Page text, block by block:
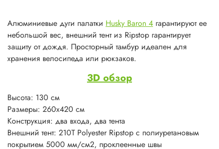
брезент, чтобы избежать очистки перед сворачиванием и
хранением, однако подстилка не должна выступать по
краям дна. Все застежки - молнии должны быть закрыты.
Соберите основные дуги, пересеките их и положите на
вставьте в противоположные люверсы.
Прикрепите внутреннюю палатку к дугам пластмассовыми
крючками.
Накройте внутреннюю палатку тентом.
Алюминиевые дуги палатки Husky Baron 4 гарантируют ее
небольшой вес, внешний тент из Ripstop гарантирует
защиту от дождя. Просторный тамбур идеален для
хранения велосипеда или рюкзаков.
3D обзор
Высота: 130 см
Размеры: 260х420 см
Конструкция: два входа, два тента
Внешний тент: 210Т Polyester Ripstop с полиуретановым
покрытием 5000 мм/см2, проклеенные швы